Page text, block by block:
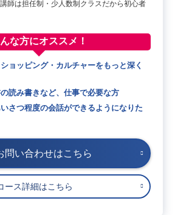
師は担任制・少人数制クラスだから初心者
な方にオススメ！
ョッピング・カルチャーをもっと深く
読み書きなど、仕事で必要な方
さつ程度の会話ができるようになりた
問い合わせはこちら
ース詳細はこちら